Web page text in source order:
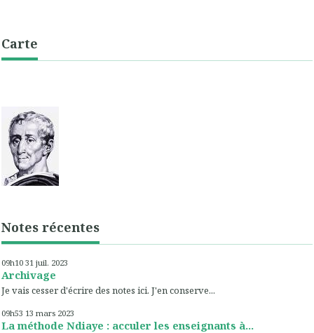
Carte
Notes récentes
09h10 31 juil. 2023
Archivage
Je vais cesser d'écrire des notes ici. J'en conserve...
09h53 13 mars 2023
La méthode Ndiaye : acculer les enseignants à...